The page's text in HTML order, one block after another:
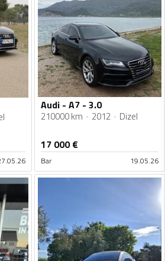
Audi - A7 - 3.0
210000 km 2012 Dizel
17 000€
Bar 19.05.26